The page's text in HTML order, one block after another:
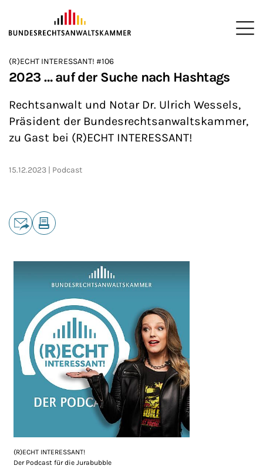
ZUM HAUPTINHALT SPRINGEN
Sie befinden sich hier:
>
Startseite
>
Newsroom
>
Podcasts
(R)ECHT INTERESSANT! #106
2023 … auf der Suche nach Hashtags
Rechtsanwalt und Notar Dr. Ulrich Wessels,
Präsident der Bundesrechtsanwaltskammer,
zu Gast bei (R)ECHT INTERESSANT!
15.12.2023 Podcast
Teilen
(R)ECHT INTERESSANT!
Der Podcast für die Jurabubble